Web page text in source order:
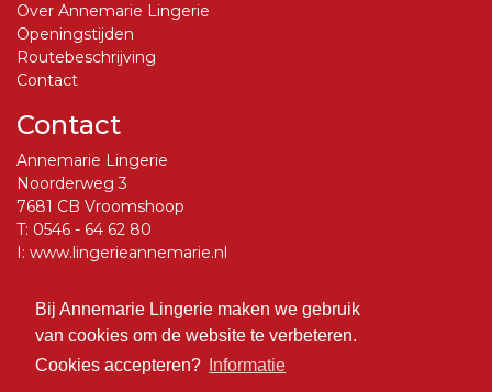
Bij Annemarie Lingerie maken we gebruik
van cookies om de website te verbeteren.
Cookies accepteren?
Informatie
Over Annemarie Lingerie
Openingstijden
Routebeschrijving
Contact
Contact
Annemarie Lingerie
Noorderweg 3
7681 CB Vroomshoop
T: 0546 - 64 62 80
I: www.lingerieannemarie.nl
Social Media
Volg ons op Facebook